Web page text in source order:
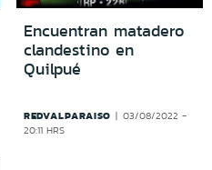
Encuentran matadero
clandestino en
Quilpué
REDVALPARAISO
03/08/2022 -
20:11 HRS